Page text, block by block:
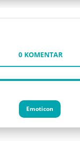
0 KOMENTAR
Emoticon